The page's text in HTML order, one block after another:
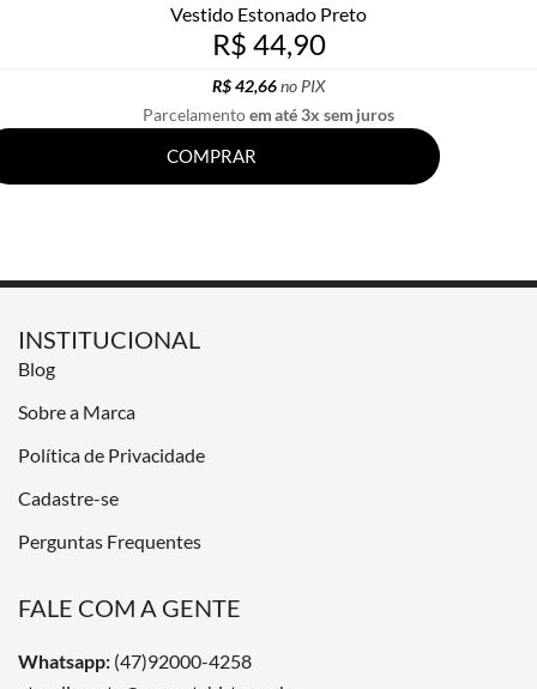
Vestido Estonado Preto
R$ 44,90
R$ 42,66no PIX
Parcelamentoem até 3x sem juros
COMPRAR
INSTITUCIONAL
Blog
Sobre a Marca
Política de Privacidade
Cadastre-se
Perguntas Frequentes
FALE COM A GENTE
Whatsapp: (47)92000-4258